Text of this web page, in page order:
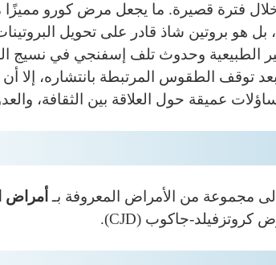
خلال فترة قصيرة. ما يجعل مرض كورو مميزًا
هو بروتين شاذ قادر على تحويل
الطبيعية وحدوث تلف إسفنجي في نسيج
بعد توقف الطقوس المرتبطة بانتشاره،
عميقة حول العلاقة بين الثقافة،
مجموعة من الأمراض المعروفة بـ أمراض